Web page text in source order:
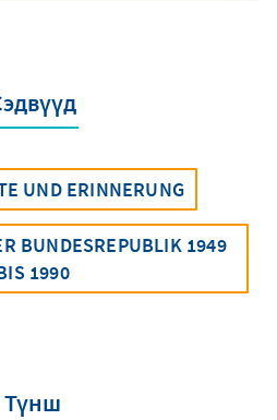
UND ERINNERUNG
BUNDESREPUBLIK 1949
1990
Түнш